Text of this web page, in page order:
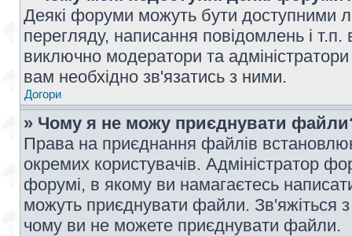
Деякі форуми можуть бути доступними
перегляду, написання повідомлень і
виключно модератори та
вам необхідно зв'язатись з ними.
Догори
» Чому я не можу приєднувати
Права на приєднання файлів
окремих користувачів. Адміністратор
форумі, в якому ви намагаєтесь
можуть приєднувати файли. Зв'яжіться
чому ви не можете приєднувати файли.